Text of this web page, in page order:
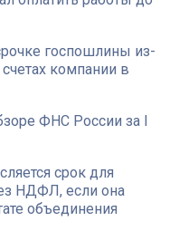
госпошлины из-
компании в
ФНС России за I
срок для
НДФЛ, если она
объединения